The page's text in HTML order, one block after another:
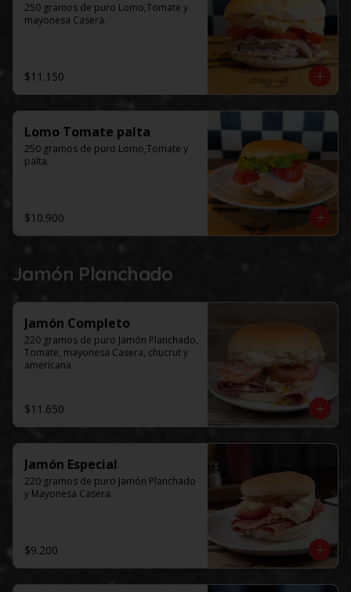
250 gramos de puro Lomo,Tomate y
mayonesa Casera.
$11.150
Lomo Tomate palta
250 gramos de puro Lomo,Tomate y
palta.
$10.900
Jamón Planchado
Jamón Completo
220 gramos de puro Jamón Planchado,
Tomate, mayonesa Casera, chucrut y
americana.
$11.650
Jamón Especial
220 gramos de puro Jamón Planchado
y Mayonesa Casera.
$9.200